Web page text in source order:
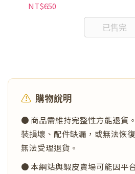
NT$650
已售完
⚠️ 購物說明
● 商品需維持完整性方能退貨
裝損壞、配件缺漏，或無法恢
無法受理退貨。
● 本網站與蝦皮賣場可能因平